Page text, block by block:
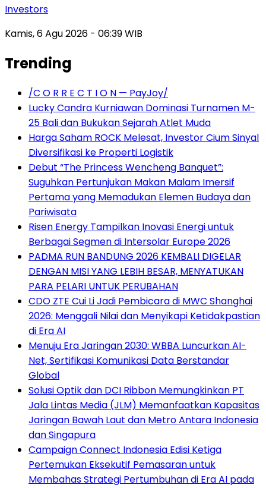
Investors
Kamis, 6 Agu 2026 - 06:39 WIB
Trending
/C O R R E C T I O N — PayJoy/
Lucky Candra Kurniawan Dominasi Turnamen M-
25 Bali dan Bukukan Sejarah Atlet Muda
Harga Saham ROCK Melesat, Investor Cium Sinyal
Diversifikasi ke Properti Logistik
Debut “The Princess Wencheng Banquet”:
Suguhkan Pertunjukan Makan Malam Imersif
Pertama yang Memadukan Elemen Budaya dan
Pariwisata
Risen Energy Tampilkan Inovasi Energi untuk
Berbagai Segmen di Intersolar Europe 2026
PADMA RUN BANDUNG 2026 KEMBALI DIGELAR
DENGAN MISI YANG LEBIH BESAR, MENYATUKAN
PARA PELARI UNTUK PERUBAHAN
CDO ZTE Cui Li Jadi Pembicara di MWC Shanghai
2026: Menggali Nilai dan Menyikapi Ketidakpastian
di Era AI
Menuju Era Jaringan 2030: WBBA Luncurkan AI-
Net, Sertifikasi Komunikasi Data Berstandar
Global
Solusi Optik dan DCI Ribbon Memungkinkan PT
Jala Lintas Media (JLM) Memanfaatkan Kapasitas
Jaringan Bawah Laut dan Metro Antara Indonesia
dan Singapura
Campaign Connect Indonesia Edisi Ketiga
Pertemukan Eksekutif Pemasaran untuk
Membahas Strategi Pertumbuhan di Era AI pada